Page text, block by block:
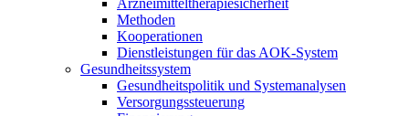
Arzneimitteltherapiesicherheit
Methoden
Kooperationen
Dienstleistungen für das AOK-System
Gesundheitssystem
Gesundheitspolitik und Systemanalysen
Versorgungssteuerung